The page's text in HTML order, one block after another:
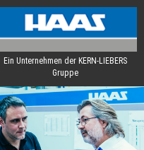
Ein Unternehmen der KERN-LIEBERS
Gruppe